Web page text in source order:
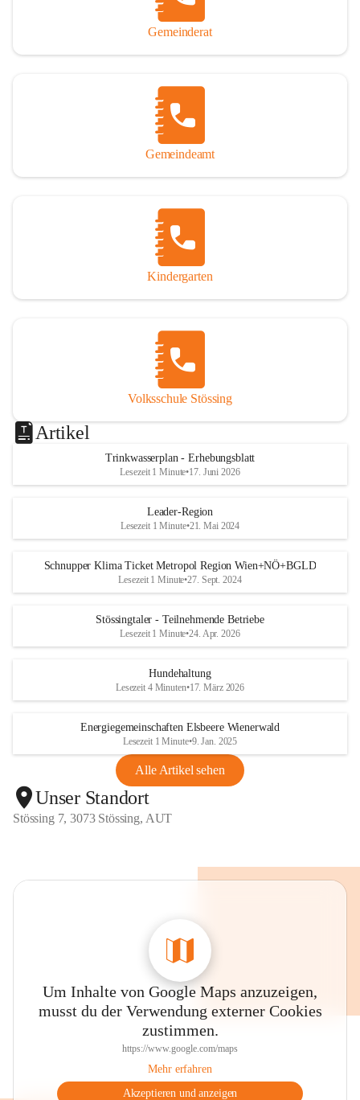
Gemeinderat
Gemeindeamt
Kindergarten
Volksschule Stössing
Artikel
Trinkwasserplan - Erhebungsblatt
Lesezeit 1 Minute•17. Juni 2026
Leader-Region
Lesezeit 1 Minute•21. Mai 2024
Schnupper Klima Ticket Metropol Region Wien+NÖ+BGLD
Lesezeit 1 Minute•27. Sept. 2024
Stössingtaler - Teilnehmende Betriebe
Lesezeit 1 Minute•24. Apr. 2026
Hundehaltung
Lesezeit 4 Minuten•17. März 2026
Energiegemeinschaften Elsbeere Wienerwald
Lesezeit 1 Minute•9. Jan. 2025
Alle Artikel sehen
Unser Standort
Stössing 7, 3073 Stössing, AUT
Um Inhalte von Google Maps anzuzeigen,
musst du der Verwendung externer Cookies
zustimmen.
https://www.google.com/maps
Mehr erfahren
Akzeptieren und anzeigen